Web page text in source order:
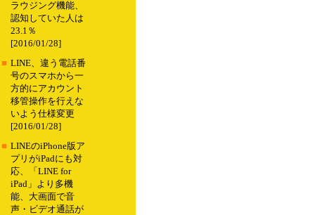
ラウジング機能、
認知していた人は
23.1％
[2016/01/28]
■ LINE、違う電話番
号のスマホから一
方的にアカウント
移管操作を行えな
いよう仕様変更
[2016/01/28]
■ LINEのiPhone版ア
プリがiPadにも対
応、「LINE for
iPad」より多機
能、大画面で音
声・ビデオ通話が